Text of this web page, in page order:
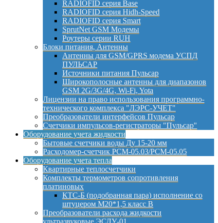
RADIOFID серия Base
RADIOFID серия Hidh-Speed
RADIOFID серия Smart
SprutNet GSM Модемы
Роутеры серии RUH
Блоки питания, Антенны
Антенны для GSM/GPRS модема УСПД
ПУЛЬСАР
Источники питания Пульсар
Широкополосные антенны для диапазонов
GSM 2G/3G/4G, Wi-Fi, Yota
Лицензии на право использования программно-
технического комплекса "ЛЭРС-УЧЕТ"
Преобразователи интерфейсов Пульсар
Счетчики импульсов-регистраторы "Пульсар"
Оборудование учета жидкости
Бытовые счетчики воды Ду 15-20 мм
Расходомер-счетчик РСМ-05.03/РСМ-05.05
Оборудование учета тепла
Квартирные теплосчетчики
Комплекты термометров сопротивления
платиновых
КТС-Б (подобранная пара) исполнение со
штуцером М20*1,5 класс B
Преобразователи расхода жидкости
ультразвуковые ЭСДУ-01